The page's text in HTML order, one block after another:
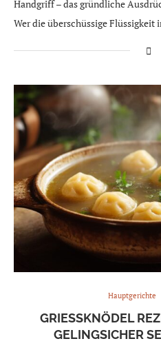
Handgriff – das gründliche
Wer die überschüssige Flüssigkeit
Hauptgerichte
GRIESSKNÖDEL
ELINGSICHER